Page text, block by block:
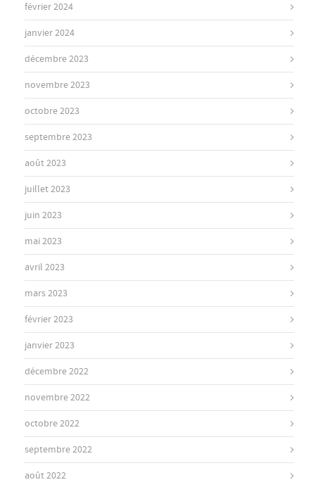
février 2024
janvier 2024
décembre 2023
novembre 2023
octobre 2023
septembre 2023
août 2023
juillet 2023
juin 2023
mai 2023
avril 2023
mars 2023
février 2023
janvier 2023
décembre 2022
novembre 2022
octobre 2022
septembre 2022
août 2022